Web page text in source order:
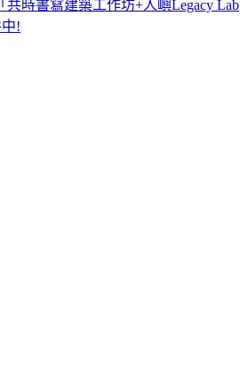
時書寫建築工作坊+人嶼Legacy Lab
!